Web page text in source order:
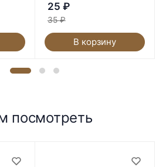
25 ₽
35 ₽
В корзину
посмотреть